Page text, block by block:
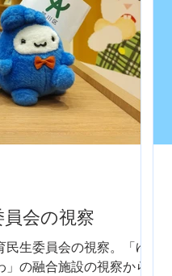
会の視察
生委員会の視察。「ゆ
の融合施設の視察から